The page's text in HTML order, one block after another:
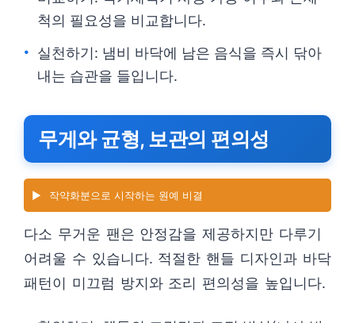
척의 필요성을 비교합니다.
실천하기: 냄비 바닥에 남은 음식을 즉시 닦아
내는 습관을 들입니다.
무게와 균형, 보관의 편의성
▶️ 작약화분으로 시작하는 원예 비결
다소 무거운 팬은 안정감을 제공하지만 다루기
어려울 수 있습니다. 적절한 핸들 디자인과 바닥
패턴이 미끄럼 방지와 조리 편의성을 높입니다.